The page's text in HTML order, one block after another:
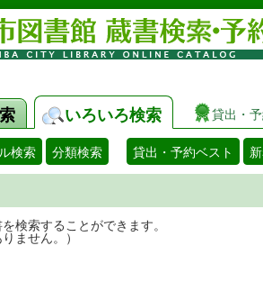
いろいろ検索 貸出・
検索 分類検索 貸出・予約ベスト
の蔵書を検索することがで
ません。）